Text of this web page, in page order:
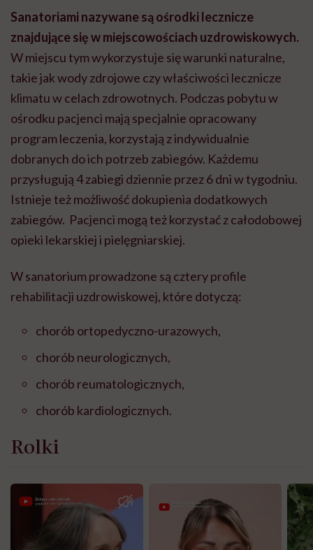
Sanatoriami nazywane sąośrodki lecznicze
znajdujące sięw miejscowościach uzdrowiskowych.
W miejscu tym wykorzystuje sięwarunki naturalne,
takie jak wody zdrojowe czy właściwości lecznicze
klimatu w celach zdrowotnych. Podczas pobytu w
ośrodku pacjenci mają specjalnie opracowany
program leczenia, korzystają z indywidualnie
dobranych do ich potrzeb zabiegów. Każdemu
przysługują 4 zabiegi dziennie przez 6 dni w tygodniu.
Istnieje teżmożliwośćdokupienia dodatkowych
zabiegów. Pacjenci mogąteżkorzystaćz całodobowej
opieki lekarskiej i pielęgniarskiej.
W sanatorium prowadzone są cztery profile
rehabilitacji uzdrowiskowej, które dotyczą:
chorób ortopedyczno-urazowych,
chorób neurologicznych,
chorób reumatologicznych,
chorób kardiologicznych.
Rolki